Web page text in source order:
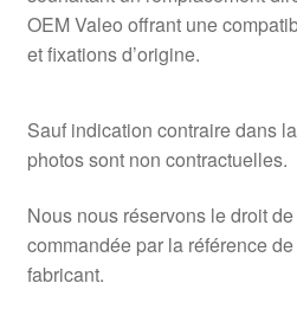
OEM Valeo offrant une
et fixations d’origine.
Sauf indication contraire dans
photos sont non contractuelles.
Nous nous réservons le droit
commandée par la référence
fabricant.